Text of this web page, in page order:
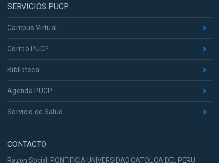
SERVICIOS PUCP
Campus Virtual
Correo PUCP
Biblioteca
Agenda PUCP
Servicio de Salud
CONTACTO
Razón Social: PONTIFICIA UNIVERSIDAD CATOLICA DEL PERU